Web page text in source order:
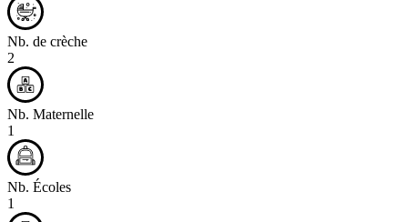
Nb. de crèche
2
Nb. Maternelle
1
Nb. Écoles
1